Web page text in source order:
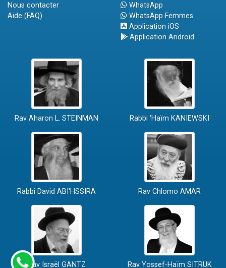
Nous contacter
Aide (FAQ)
WhatsApp
WhatsApp Femmes
Application iOS
Application Android
Rav Aharon L. STEINMAN Rabbi 'Haïm KANIEWSKI
Rabbi David ABI'HSSIRA Rav Chlomo AMAR
Rav Israël GANTZ Rav Yossef-Haïm SITRUK